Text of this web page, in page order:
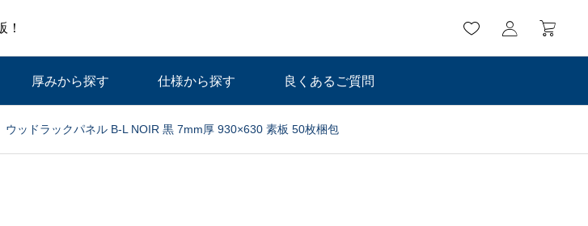
！
厚みから探す 仕様から探す 良くあるご質問
ウッドラックパネル B-L NOIR 黒 7mm厚 930×630 素板 50枚梱包